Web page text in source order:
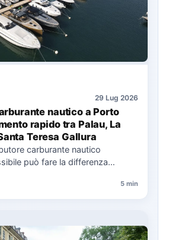
29 Lug 2026
nautico a Porto
rapido tra Palau, La
Teresa Gallura
carburante nautico
può fare la differenza
5 min